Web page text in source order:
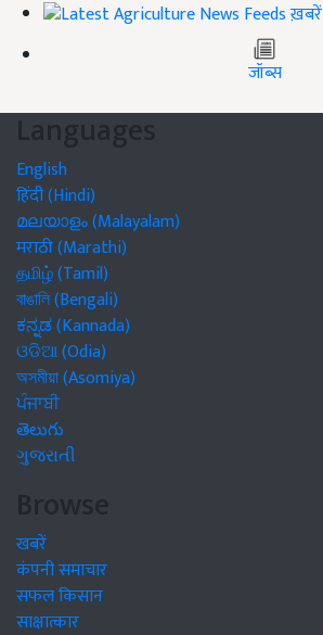
ख़बरें
जॉब्स
Languages
English
हिंदी (Hindi)
മലയാളം (Malayalam)
मराठी (Marathi)
தமிழ் (Tamil)
বাঙালি (Bengali)
ಕನ್ನಡ (Kannada)
ଓଡିଆ (Odia)
অসমীয়া (Asomiya)
ਪੰਜਾਬੀ
తెలుగు
ગુજરાતી
Browse
खबरें
कंपनी समाचार
सफल किसान
साक्षात्कार